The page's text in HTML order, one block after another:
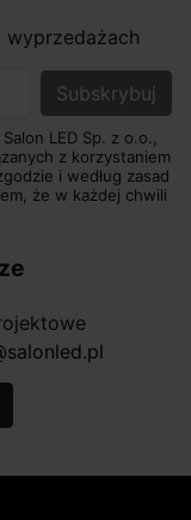
LED Sp. z o.o.,
z korzystaniem
i według zasad
że w każdej chwili